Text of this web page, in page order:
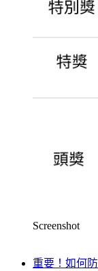
Screenshot
重要！如何